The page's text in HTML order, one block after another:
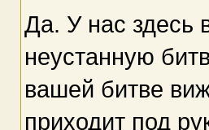
Да. У нас здесь
неустанную
вашей битве
приходит под